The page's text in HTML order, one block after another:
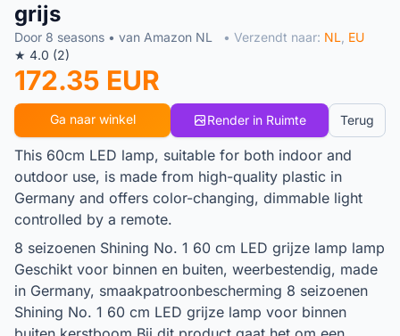
grijs
Door 8 seasons • van Amazon NL • Verzendt naar: NL EU
★ 4.0 (2)
172.35 EUR
Ga naar winkel Render in Ruimte Terug
This 60cm LED lamp, suitable for both indoor and
outdoor use, is made from high-quality plastic in
Germany and offers color-changing, dimmable light
controlled by a remote.
8 seizoenen Shining No. 1 60 cm LED grijze lamp lamp
Geschikt voor binnen en buiten, weerbestendig, made
in Germany, smaakpatroonbescherming 8 seizoenen
Shining No. 1 60 cm LED grijze lamp voor binnen